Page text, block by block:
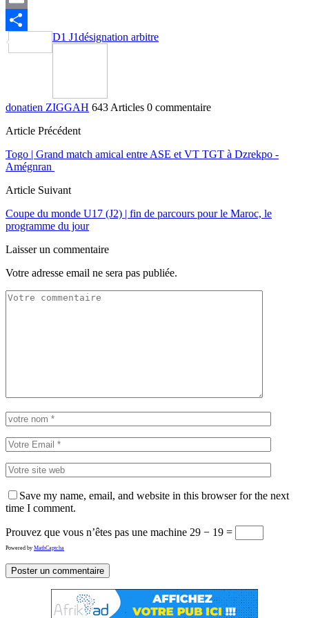
Email
Partager
D1 J1désignation arbitre
donatien ZIGGAH 643 Articles 0 commentaire
Article Précédent
Togo | Grand match amical entre ASE et VT TGT à Dzrekpo -
Amégnran
Article Suivant
Coupe du monde U17 (J2) | fin de parcours pour le Maroc, le
programme du jour
Laisser un commentaire
Votre adresse email ne sera pas publiée.
Save my name, email, and website in this browser for the next
time I comment.
Prouvez que vous n’êtes pas une machine 29 − 19 =
Powered by MathCaptcha